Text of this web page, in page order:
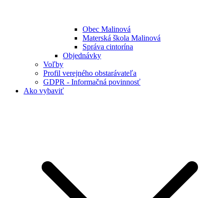
Obec Malinová
Materská škola Malinová
Správa cintorína
Objednávky
Voľby
Profil verejného obstarávateľa
GDPR - Informačná povinnosť
Ako vybaviť